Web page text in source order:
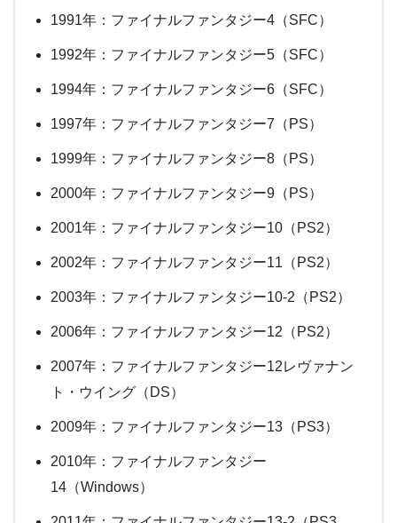
1991年：ファイナルファンタジー4（SFC）
1992年：ファイナルファンタジー5（SFC）
1994年：ファイナルファンタジー6（SFC）
1997年：ファイナルファンタジー7（PS）
1999年：ファイナルファンタジー8（PS）
2000年：ファイナルファンタジー9（PS）
2001年：ファイナルファンタジー10（PS2）
2002年：ファイナルファンタジー11（PS2）
2003年：ファイナルファンタジー10-2（PS2）
2006年：ファイナルファンタジー12（PS2）
2007年：ファイナルファンタジー12レヴァナン
ト・ウイング（DS）
2009年：ファイナルファンタジー13（PS3）
2010年：ファイナルファンタジー
14（Windows）